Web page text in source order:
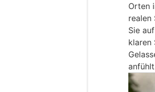
Orten
realen
Sie
klaren